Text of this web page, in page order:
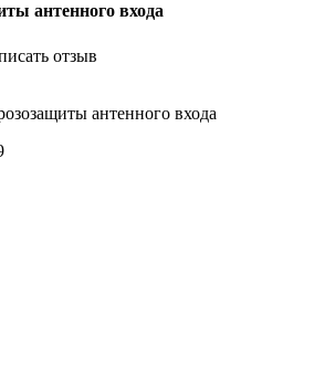
антенного входа
отзыв
антенного входа